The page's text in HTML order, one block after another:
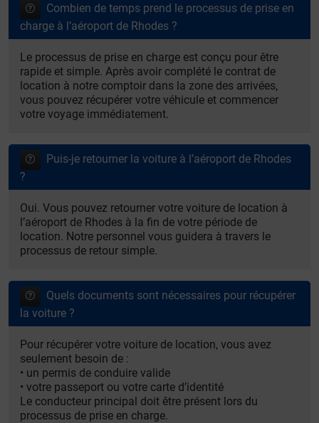
Combien de temps prend le processus de prise en
charge à l’aéroport de Rhodes ?
Le processus de prise en charge est conçu pour être
rapide et simple. Après avoir complété le contrat de
location à notre comptoir dans la zone des arrivées,
vous pouvez récupérer votre véhicule et commencer
votre voyage immédiatement.
Puis-je retourner la voiture à l’aéroport de Rhodes
?
Oui. Vous pouvez retourner votre voiture de location à
l’aéroport de Rhodes à la fin de votre période de
location. Notre personnel vous guidera à travers le
processus de retour simple.
Quels documents sont nécessaires pour récupérer
la voiture ?
Pour récupérer votre voiture de location, vous avez
seulement besoin de :
• un permis de conduire valide
• votre passeport ou votre carte d’identité
Le conducteur principal doit être présent lors du
processus de prise en charge.